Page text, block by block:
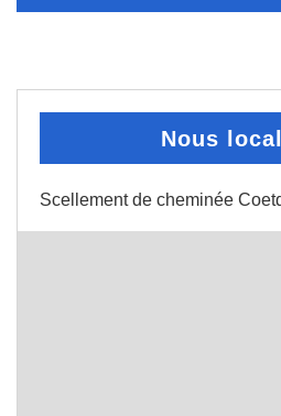
Nous
Scellement de cheminée